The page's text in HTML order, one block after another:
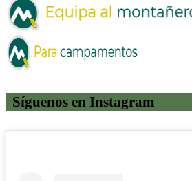
Síguenos en Instagram